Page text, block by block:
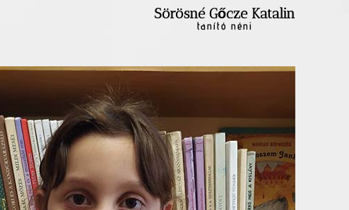
Sörösné Gőcze Katalin
tanító néni